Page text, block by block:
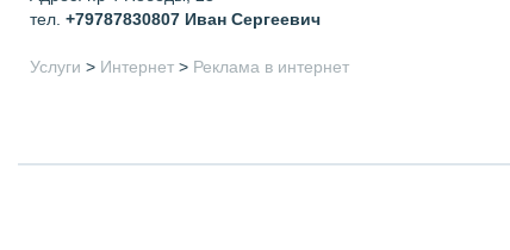
тел. +79787830807 Иван Сергеевич
Услуги > Интернет > Реклама в интернет